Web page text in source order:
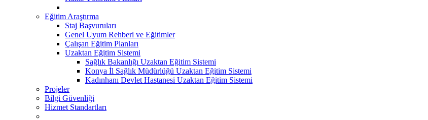
Eğitim Araştırma
Staj Başvuruları
Genel Uyum Rehberi ve Eğitimler
Çalışan Eğitim Planları
Uzaktan Eğitim Sistemi
Sağlık Bakanlığı Uzaktan Eğitim Sistemi
Konya İl Sağlık Müdürlüğü Uzaktan Eğitim Sistemi
Kadınhanı Devlet Hastanesi Uzaktan Eğitim Sistemi
Projeler
Bilgi Güvenliği
Hizmet Standartları